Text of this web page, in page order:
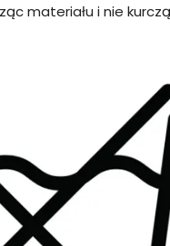
materiału i nie